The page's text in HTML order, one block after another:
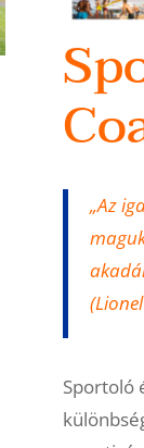
„Az
Sportoló